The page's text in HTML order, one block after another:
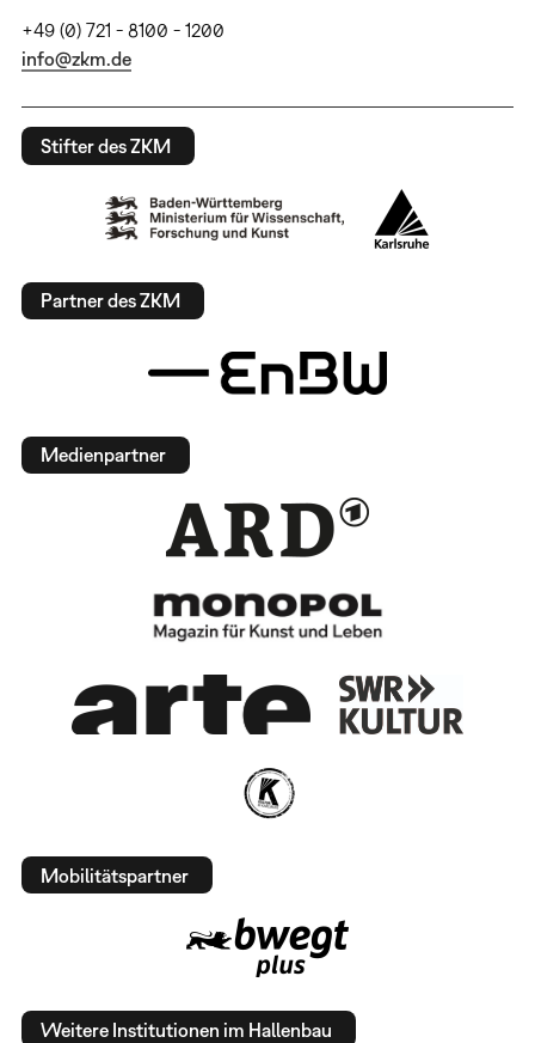
+49 (0) 721 - 8100 - 1200
info@zkm.de
Stifter des ZKM
Partner des ZKM
Medienpartner
Mobilitätspartner
Weitere Institutionen im Hallenbau